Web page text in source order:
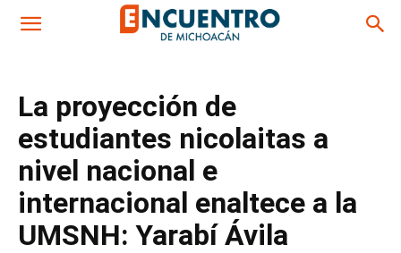
La proyección de
estudiantes nicolaitas a
nivel nacional e
internacional enaltece a la
UMSNH: Yarabí Ávila